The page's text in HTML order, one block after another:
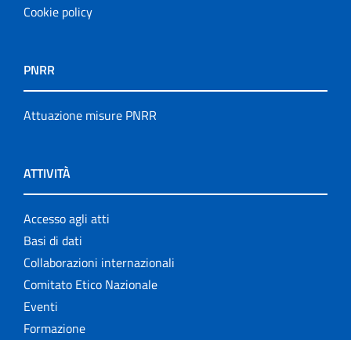
Cookie policy
PNRR
Attuazione misure PNRR
ATTIVITÀ
Accesso agli atti
Basi di dati
Collaborazioni internazionali
Comitato Etico Nazionale
Eventi
Formazione